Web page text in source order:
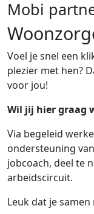
Mobi
Voel je snel een
plezier met hen?
voor jou!
Wil jij hier graag
Via begeleid
ondersteuning
jobcoach, deel te
arbeidscircuit.
Leuk dat je